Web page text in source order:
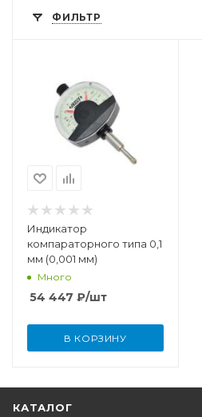
ФИЛЬТР
Индикатор
компараторного типа 0,1
мм (0,001 мм)
Много
54 447 ₽/шт
В КОРЗИНУ
КАТАЛОГ